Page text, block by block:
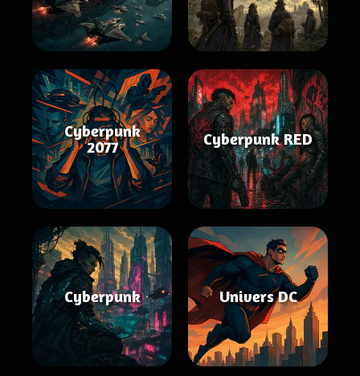
Cyberpunk
2077
Cyberpunk RED
Cyberpunk Univers DC